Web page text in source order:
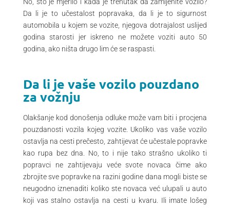
Da li je to učestalost popravaka, da li je to sigurnost
automobila u kojem se vozite, njegova dotrajalost uslijed
godina starosti jer iskreno ne možete voziti auto 50
godina, ako ništa drugo lim će se raspasti.
Da li je vaše vozilo pouzdano
za vožnju
Olakšanje kod donošenja odluke može vam biti i procjena
pouzdanosti vozila kojeg vozite. Ukoliko vas vaše vozilo
ostavlja na cesti prečesto, zahtijevat će učestale popravke
kao rupa bez dna. No, to i nije tako strašno ukoliko ti
popravci ne zahtijevaju veće svote novaca čime ako
zbrojite sve popravke na razini godine dana mogli biste se
neugodno iznenaditi koliko ste novaca već ulupali u auto
koji vas stalno ostavlja na cesti u kvaru. Ili imate lošeg